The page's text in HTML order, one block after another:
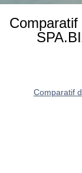
Comparatif